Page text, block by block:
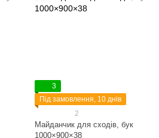
3
Під замовлення, 10 днів
2
Майданчик для сходів, бук
1000×900×38